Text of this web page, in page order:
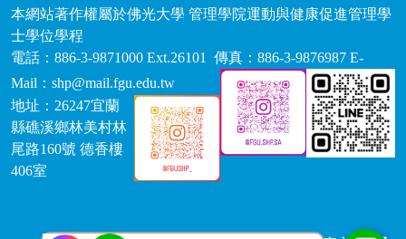
本網站著作權屬於佛光大學 管理學院運動與健康促進管理學
士學位學程
電話：886-3-9871000 Ext.26101 傳真：886-3-9876987 E-
Mail：shp@mail.fgu.edu.tw
地址：26247宜蘭
縣礁溪鄉林美村林
尾路160號 德香樓
406室